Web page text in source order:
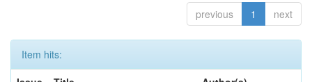
previous 1 next
Item hits: